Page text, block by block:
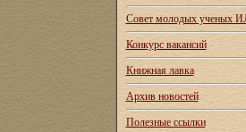
Совет молодых ученых
Конкурс вакансий
Книжная лавка
Архив новостей
Полезные ссылки